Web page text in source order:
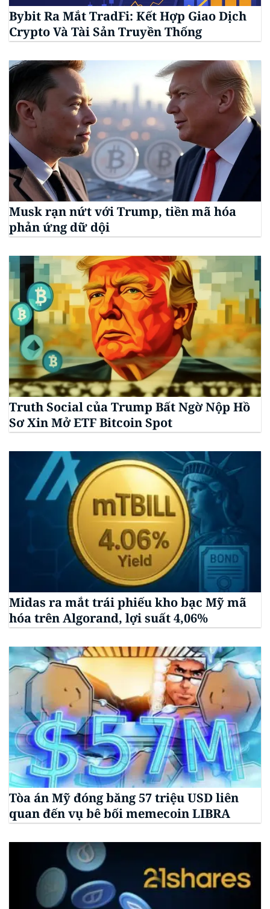
Bybit Ra Mắt TradFi: Kết Hợp Giao Dịch
Crypto Và Tài Sản Truyền Thống
Musk rạn nứt với Trump, tiền mã hóa
phản ứng dữ dội
Truth Social của Trump Bất Ngờ Nộp Hồ
Sơ Xin Mở ETF Bitcoin Spot
Midas ra mắt trái phiếu kho bạc Mỹ mã
hóa trên Algorand, lợi suất 4,06%
Tòa án Mỹ đóng băng 57 triệu USD liên
quan đến vụ bê bối memecoin LIBRA